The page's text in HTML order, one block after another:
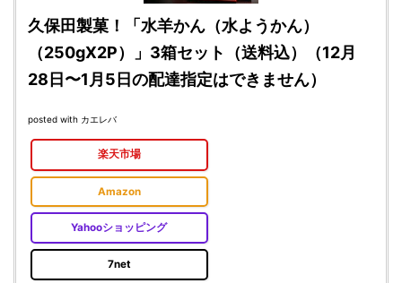
久保田製菓！「水羊かん（水ようかん）
（250gX2P）」3箱セット（送料込）（12月
28日〜1月5日の配達指定はできません）
posted with カエレバ
楽天市場
Amazon
Yahooショッピング
7net